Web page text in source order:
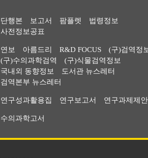
단행본 보고서 팜플렛
법령정보
사전정보공표
연보 아름드리 R&D FOCUS
(구)검역정
(구)수의과학검역
(구)식물검역정보
국내외 동향정보
도서관 뉴스레터
검역본부 뉴스레터
연구성과활용집 연구보고서 연구과제제
수의과학고서